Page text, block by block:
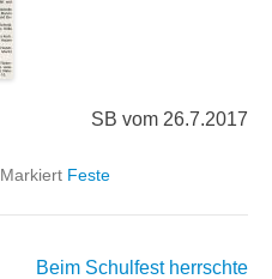
SB vom 26.7.2017
Markiert Feste
Beim Schulfest herrschte